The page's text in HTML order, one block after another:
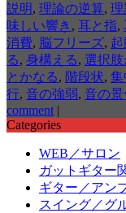
説明, 理論の逆算, 理
味しい響き , 耳と指,
消費, 脳フリーズ,
る, 身構える, 選択肢
とかなる, 階段状, 集
行, 音の強弱, 音の景
comment |
Categories
WEB／サロン
ガットギター
ギター／アン
スイング／グ